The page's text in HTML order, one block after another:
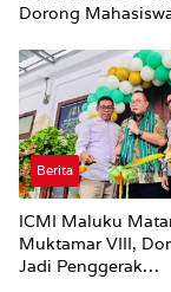
Dorong
Strategis
Berita
ICMI Maluku
Muktamar VIII,
Jadi Penggerak